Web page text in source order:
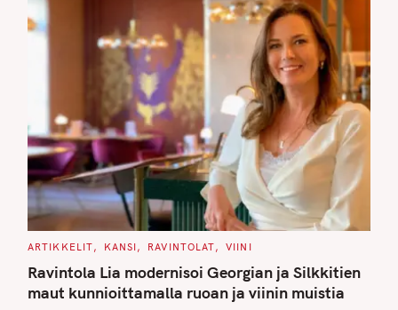
C
T
E
G
O
ARTIKKELIT KANSI RAVINTOLAT VIINI
Ravintola Lia modernisoi Georgian ja Silkkitien
maut kunnioittamalla ruoan ja viinin muistia